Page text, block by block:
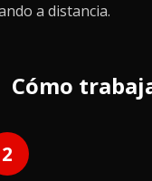
a distancia.
Cómo
2